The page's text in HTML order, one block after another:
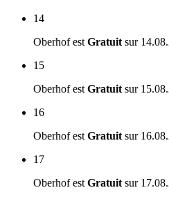
14
Oberhof est Gratuit sur
15
Oberhof est Gratuit sur
16
Oberhof est Gratuit sur
17
Oberhof est Gratuit sur